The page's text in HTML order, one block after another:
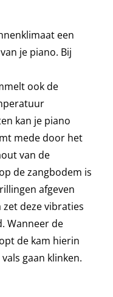
een
je piano. Bij
ook de
kan je piano
mede door het
van de
de zangbodem is
afgeven
deze vibraties
Wanneer de
de kam hierin
gaan klinken.